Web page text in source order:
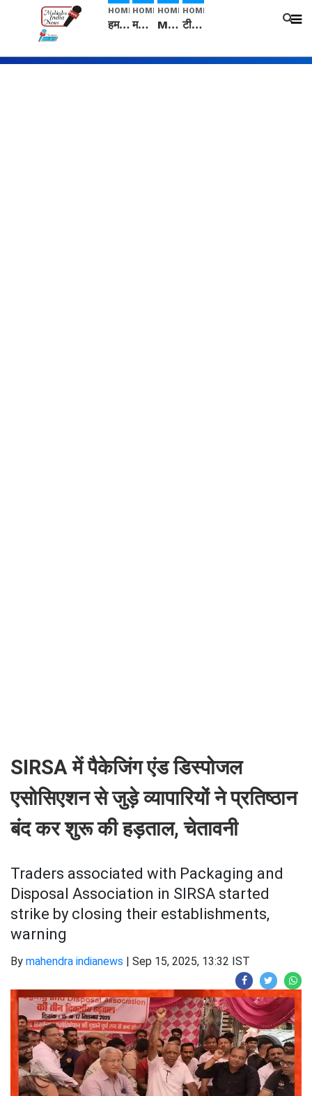
HOME
हम सनातनी..." सांसद kangana Ranaut से क्या बोली लड़की? Viral Jantar-Mantar | CJP protest
HOME
मनीषा हत्याकांड: हत्या, आत्महत्या या कोई बड़ा राज? | Full Story | Josh Haryana
HOME
Mangalsutra: हिंदू धर्म में शादी के बाद मंगलसूत्र क्यों पहनती है महिलाएं, किसने शुरु की ये परंपरा
HOME
टीम बीकेई ने एग्रीकल्चर ग्रेड की यूरिया खाद गट्टों में बदलकर टेक्निकल ग्रेड में बेचने वालों पर करवाई कार्रवाई: लखविंदर सिंह औलख
SIRSA में पैकेजिंग एंड डिस्पोजल
एसोसिएशन से जुड़े व्यापारियों ने प्रतिष्ठान
बंद कर शुरू की हड़ताल, चेतावनी
Traders associated with Packaging and
Disposal Association in SIRSA started
strike by closing their establishments,
warning
By mahendra indianews | Sep 15, 2025, 13:32 IST